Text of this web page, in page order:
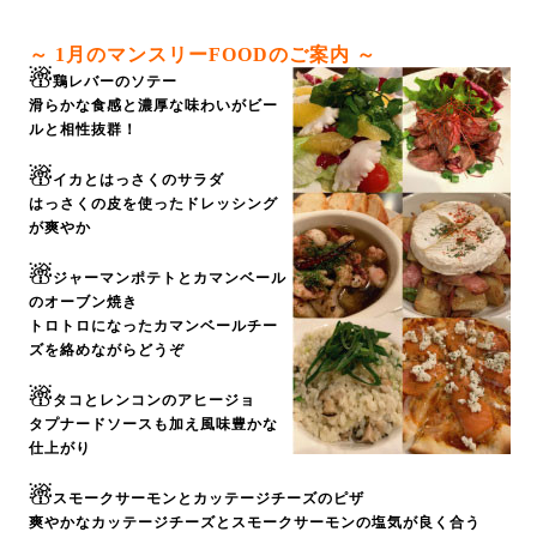
～ 1 月のマンスリーFOODのご案内 ～
☃鶏レバーのソテー
滑らかな食感と濃厚な味わいがビー
ルと相性抜群！
☃イカとはっさくのサラダ
はっさくの皮を使ったドレッシング
が爽やか
☃ジャーマンポテトとカマンベール
のオーブン焼き
トロトロになったカマンベールチー
ズを絡めながらどうぞ
☃タコとレンコンのアヒージョ
タプナードソースも加え風味豊かな
仕上がり
☃スモークサーモンとカッテージチーズのピザ
爽やかなカッテージチーズとスモークサーモンの塩気が良く合う